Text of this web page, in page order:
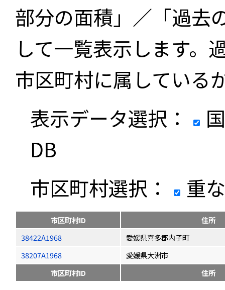
部分の面積」／「過去
して一覧表示します。
市区町村に属している
表示データ選択：
DB
市区町村選択：
重
市区町村ID
住所
38422A1968
愛媛県喜多郡内子町
38207A1968
愛媛県大洲市
市区町村ID
住所